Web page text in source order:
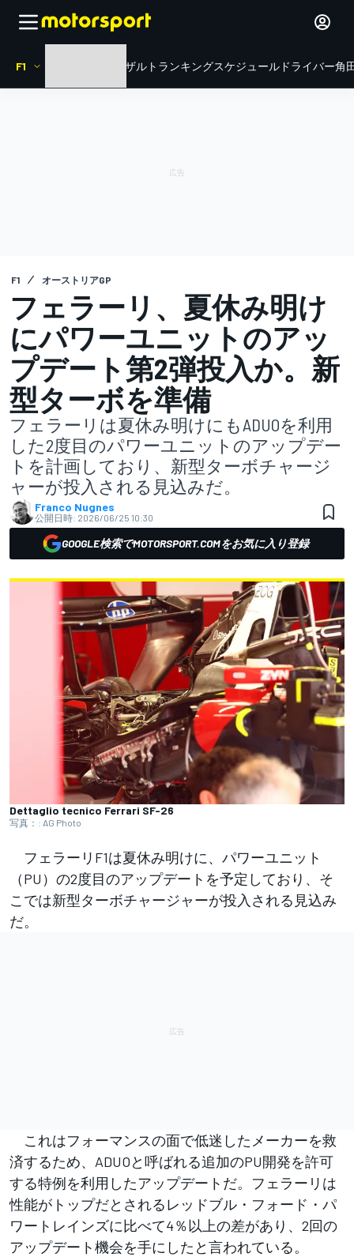
F1 リザルト ランキングスケジュール ドライバー角
F1 オーストリアGP
フェラーリ、夏休み明け
にパワーユニットのアッ
プデート第2弾投入か。新
型ターボを準備
フェラーリは夏休み明けにもADUOを利用
した2度目のパワーユニットのアップデー
トを計画しており、新型ターボチャージ
ャーが投入される見込みだ。
Franco Nugnes
公開日時: 2026/06/25 10:30
GOOGLE検索でMOTORSPORT.COMをお気に入り登録
Dettaglio tecnico Ferrari SF-26
写真：: AG Photo
フェラーリF1は夏休み明けに、パワーユニット
（PU）の2度目のアップデートを予定しており、そ
こでは新型ターボチャージャーが投入される見込み
だ。
これはフォーマンスの面で低迷したメーカーを救
済するため、ADUOと呼ばれる追加のPU開発を許可
する特例を利用したアップデートだ。フェラーリは
性能がトップだとされるレッドブル・フォード・パ
ワートレインズに比べて4％以上の差があり、2回の
アップデート機会を手にしたと言われている。